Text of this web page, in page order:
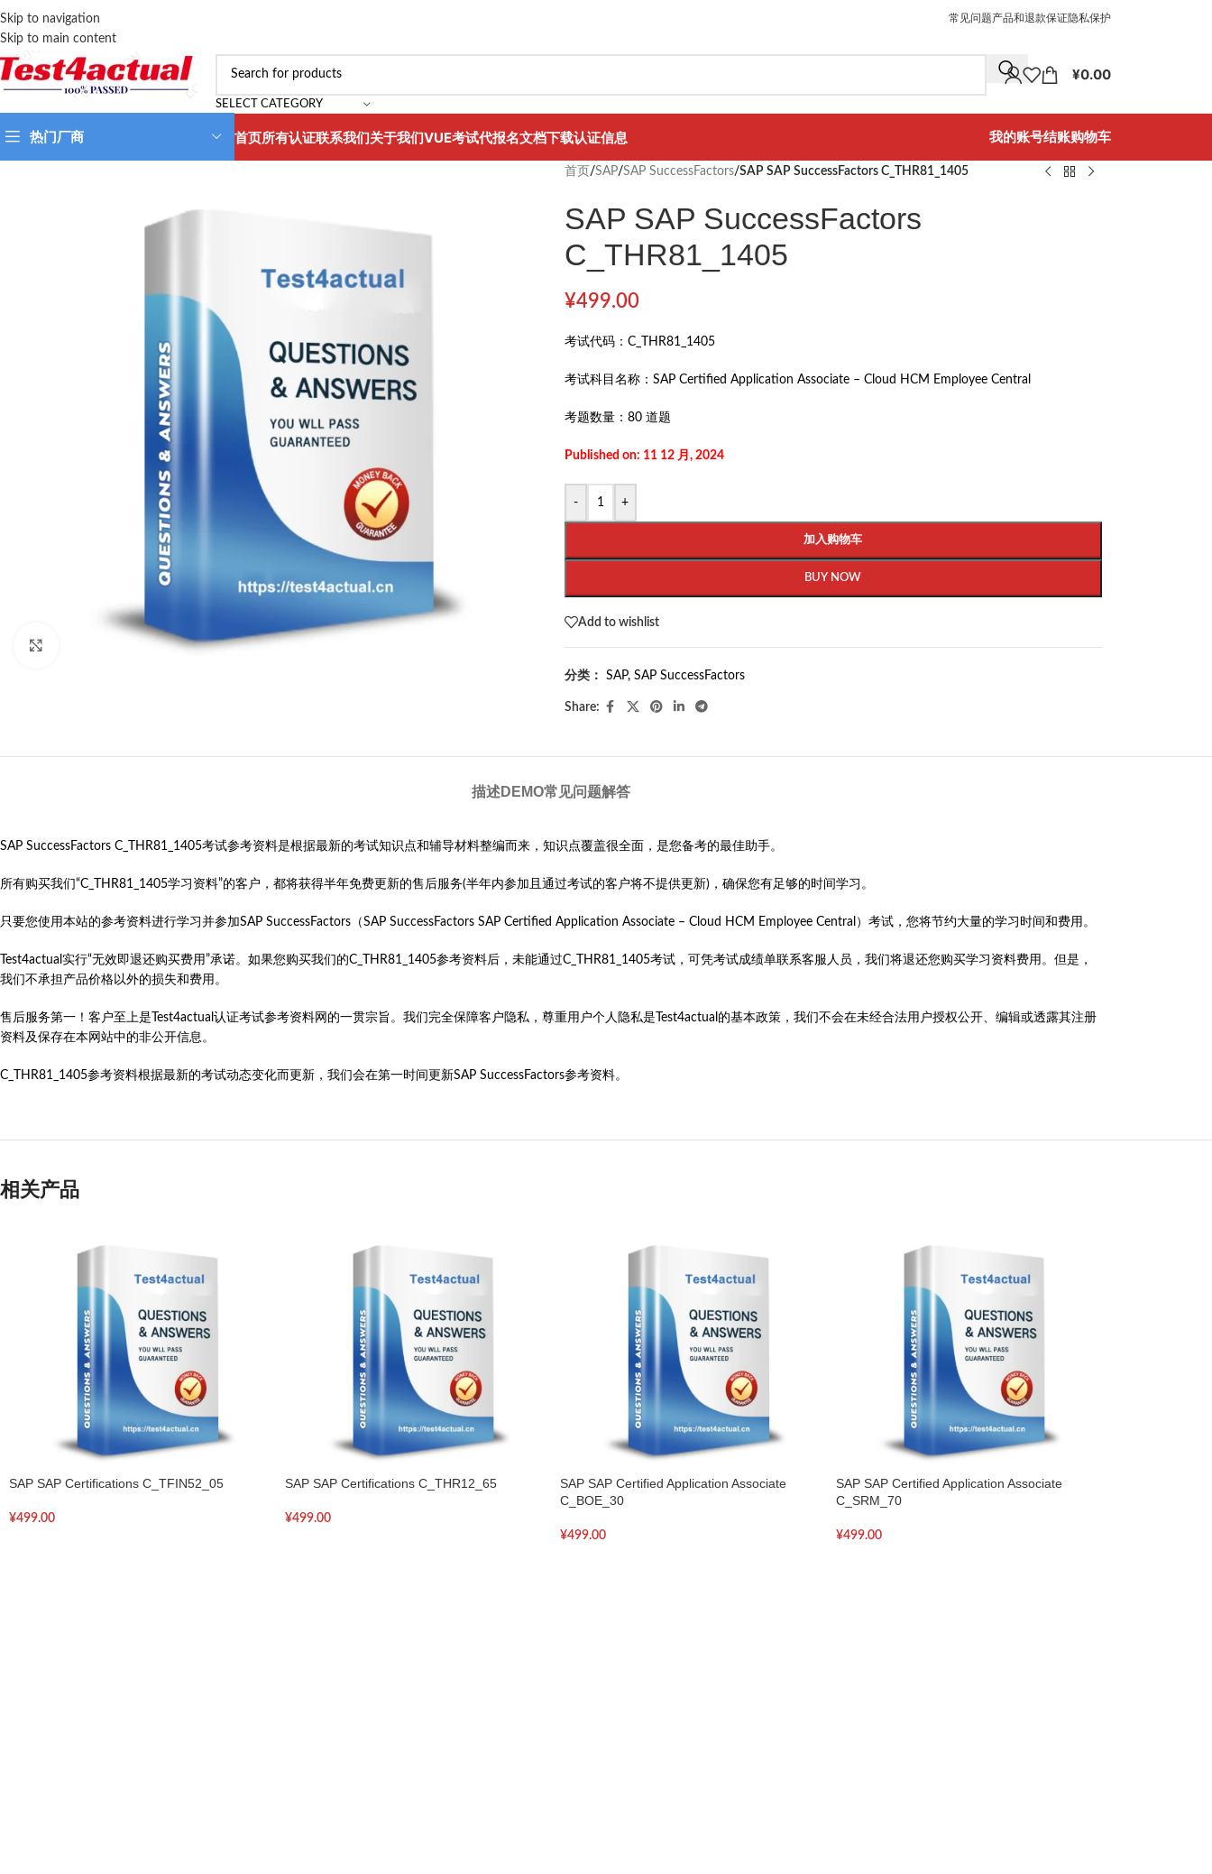
Skip to navigation
Skip to main content
常见问题产品和退款保证隐私保护
SELECT CATEGORY
¥0.00
热门厂商 首页所有认证联系我们关于我们VUE考试代报名文档下载认证信息 我的账号结账购物车
首页 /SAP/SAP SuccessFactors/SAP SAP SuccessFactors C_THR81_1405
SAP SAP SuccessFactors
C_THR81_1405
¥499.00
考试代码： C_THR81_1405
考试科目名称： SAP Certified Application Associate – Cloud HCM Employee Central
考题数量： 80 道题
Published on: 11 12 月, 2024
- +
加入购物车
BUY NOW
Add to wishlist
分类： SAP, SAP SuccessFactors
Share:
描述DEMO常见问题解答
SAP SuccessFactors C_THR81_1405考试参考资料是根据最新的考试知识点和辅导材料整编而来，知识点覆盖很全面，是您备考的最佳助手。
所有购买我们“C_THR81_1405学习资料”的客户，都将获得半年免费更新的售后服务(半年内参加且通过考试的客户将不提供更新)，确保您有足够的时间学习。
只要您使用本站的参考资料进行学习并参加SAP SuccessFactors（SAP SuccessFactors SAP Certified Application Associate – Cloud HCM Employee Central）考试，您将节约大量的学习时间和费用。
Test4actual实行“无效即退还购买费用”承诺。如果您购买我们的C_THR81_1405参考资料后，未能通过C_THR81_1405考试，可凭考试成绩单联系客服人员，我们将退还您购买学习资料费用。但是，
我们不承担产品价格以外的损失和费用。
售后服务第一！客户至上是Test4actual认证考试参考资料网的一贯宗旨。我们完全保障客户隐私，尊重用户个人隐私是Test4actual的基本政策，我们不会在未经合法用户授权公开、编辑或透露其注册
资料及保存在本网站中的非公开信息。
C_THR81_1405参考资料根据最新的考试动态变化而更新，我们会在第一时间更新SAP SuccessFactors参考资料。
相关产品
SAP SAP Certifications C_TFIN52_05
¥499.00
SAP SAP Certifications C_THR12_65
¥499.00
SAP SAP Certified Application Associate
C_BOE_30
¥499.00
SAP SAP Certified Application Associate
C_SRM_70
¥499.00